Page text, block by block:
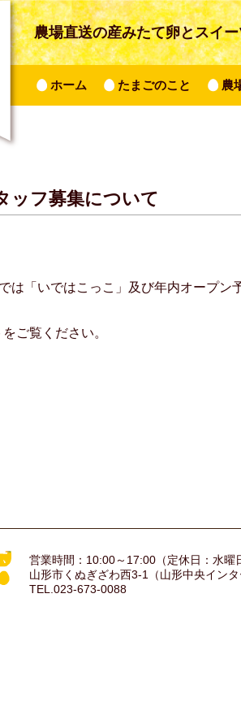
農場直送の産みたて卵とスイ
ホーム たまごのこと 農
ッフ募集について
は「いではこっこ」及び年内オープ
ご覧ください。
営業時間：10:00～17:00（定休日：水曜
山形市くぬぎざわ西3-1（山形中央インタ
TEL.023-673-0088